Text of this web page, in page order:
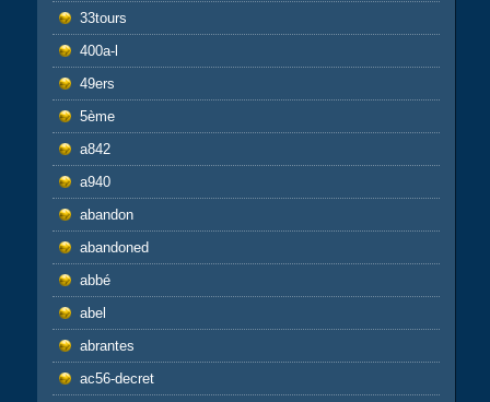
33tours
400a-l
49ers
5ème
a842
a940
abandon
abandoned
abbé
abel
abrantes
ac56-decret